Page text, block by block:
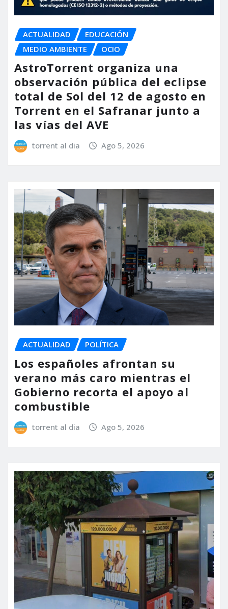
ACTUALIDAD
EDUCACIÓN
MEDIO AMBIENTE
OCIO
AstroTorrent organiza una
observación pública del eclipse
total de Sol del 12 de agosto en
Torrent en el Safranar junto a
las vías del AVE
torrent al dia Ago 5, 2026
ACTUALIDAD POLÍTICA
Los españoles afrontan su
verano más caro mientras el
Gobierno recorta el apoyo al
combustible
torrent al dia Ago 5, 2026